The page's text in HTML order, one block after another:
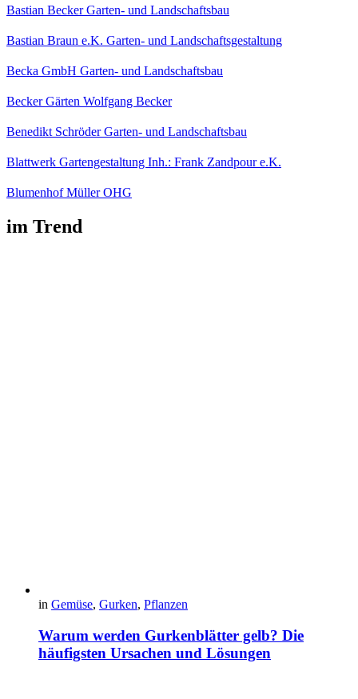
Bastian Becker Garten- und Landschaftsbau
Bastian Braun e.K. Garten- und Landschaftsgestaltung
Becka GmbH Garten- und Landschaftsbau
Becker Gärten Wolfgang Becker
Benedikt Schröder Garten- und Landschaftsbau
Blattwerk Gartengestaltung Inh.: Frank Zandpour e.K.
Blumenhof Müller OHG
im Trend
in Gemüse, Gurken, Pflanzen
Warum werden Gurkenblätter gelb? Die
häufigsten Ursachen und Lösungen